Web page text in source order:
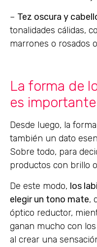
– Tez oscura y
tonalidades cálidas,
marrones o rosados
La forma de
es importante
Desde luego, la
también un dato
Sobre todo, para
productos con brillo
De este modo, los
elegir un tono mate,
óptico reductor,
ganan mucho con los
al crear una